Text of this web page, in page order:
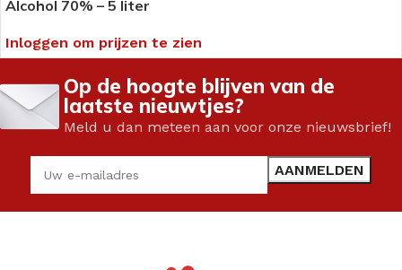
Alcohol 70% – 5 liter
Inloggen om prijzen te zien
Op de hoogte blijven van de
laatste nieuwtjes?
Meld u dan meteen aan voor onze nieuwsbrief!